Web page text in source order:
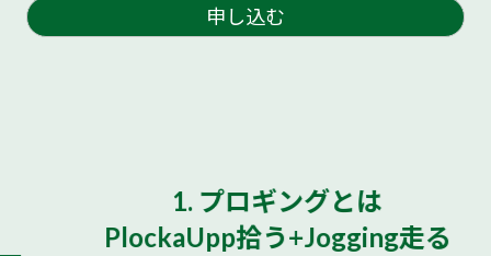
申し込む
1. プロギングとは
PlockaUpp拾う+Jogging走る